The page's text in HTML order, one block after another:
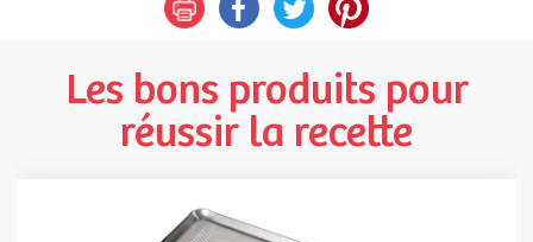
Les bons produits pour
réussir la recette